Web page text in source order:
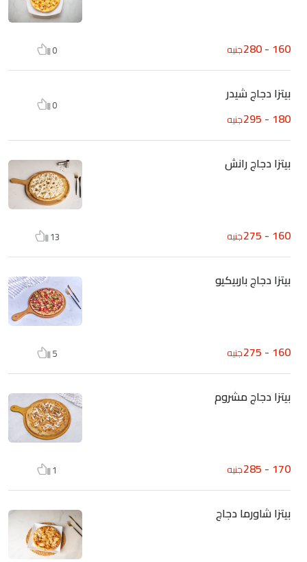
160 - 280 جنيه 0
بيتزا دجاج شيدر
180 - 295
جنيه
0
بيتزا دجاج رانش
160 - 275 جنيه 13
بيتزا دجاج باربيكيو
160 - 275 جنيه 5
بيتزا دجاج مشروم
170 - 285 جنيه 1
بيتزا شاورما دجاج